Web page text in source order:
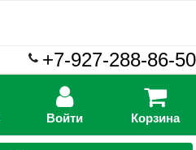
+7-927-288-86-50
Войти Корзина